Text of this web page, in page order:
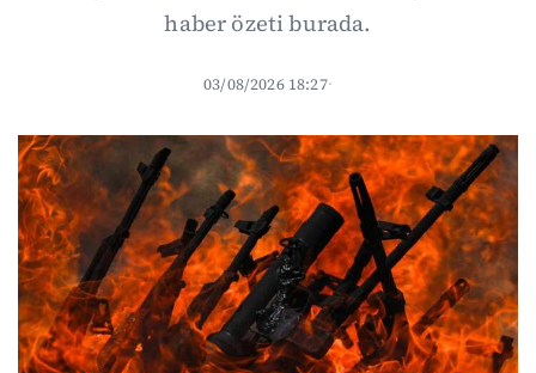
haber özeti burada.
03/08/2026 18:27·